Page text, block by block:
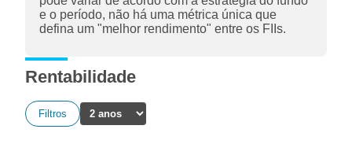
e o período, não há uma métrica única que
defina um "melhor rendimento" entre os FIIs.
Rentabilidade
Filtros